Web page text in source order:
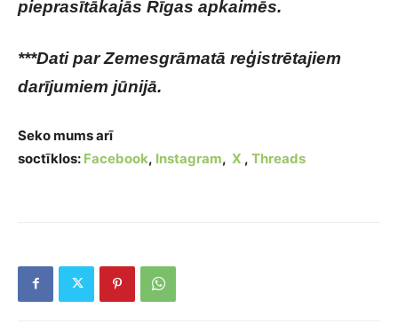
pieprasītākajās Rīgas apkaimēs.
***Dati par Zemesgrāmatā reģistrētajiem
darījumiem jūnijā.
Seko mums arī
soctīklos: Facebook, Instagram, X , Threads